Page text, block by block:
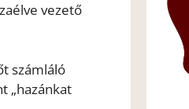
vezető
számláló
„hazánkat